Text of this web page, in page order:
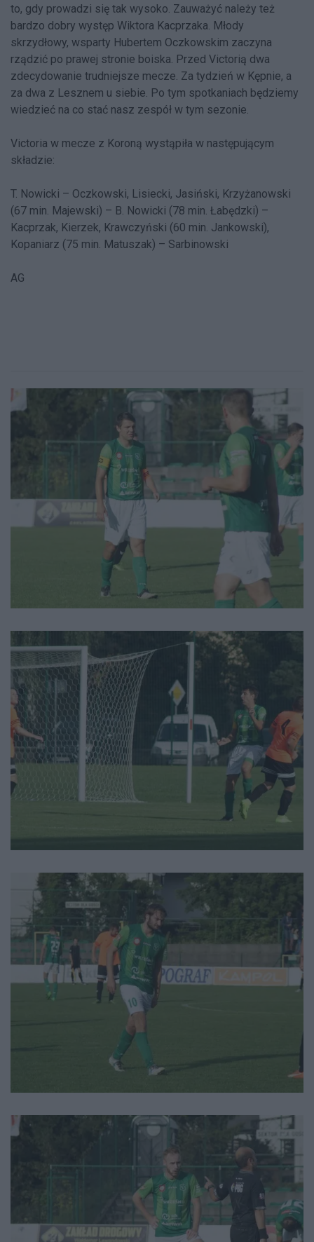
to, gdy prowadzi się tak wysoko. Zauważyć należy też
bardzo dobry występ Wiktora Kacprzaka. Młody
skrzydłowy, wsparty Hubertem Oczkowskim zaczyna
rządzić po prawej stronie boiska. Przed Victorią dwa
zdecydowanie trudniejsze mecze. Za tydzień w Kępnie, a
za dwa z Lesznem u siebie. Po tym spotkaniach będziemy
wiedzieć na co stać nasz zespół w tym sezonie.
Victoria w mecze z Koroną wystąpiła w następującym
składzie:
T. Nowicki – Oczkowski, Lisiecki, Jasiński, Krzyżanowski
(67 min. Majewski) – B. Nowicki (78 min. Łabędzki) –
Kacprzak, Kierzek, Krawczyński (60 min. Jankowski),
Kopaniarz (75 min. Matuszak) – Sarbinowski
AG